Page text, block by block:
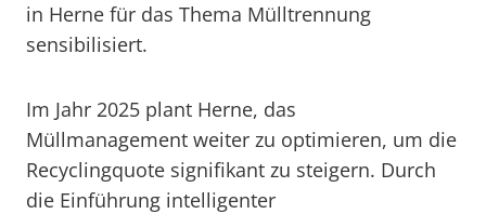
in Herne für das Thema Mülltrennung
sensibilisiert.
Im Jahr 2025 plant Herne, das
Müllmanagement weiter zu optimieren, um die
Recyclingquote signifikant zu steigern. Durch
die Einführung intelligenter